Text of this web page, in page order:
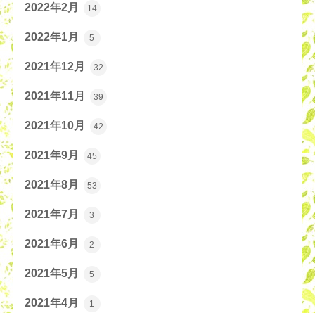
2022年2月 14
2022年1月 5
2021年12月 32
2021年11月 39
2021年10月 42
2021年9月 45
2021年8月 53
2021年7月 3
2021年6月 2
2021年5月 5
2021年4月 1